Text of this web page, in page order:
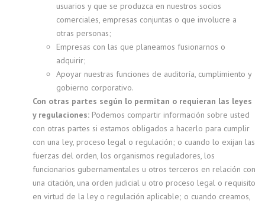
usuarios y que se produzca en nuestros socios
comerciales, empresas conjuntas o que involucre a
otras personas;
Empresas con las que planeamos fusionarnos o
adquirir;
Apoyar nuestras funciones de auditoría, cumplimiento y
gobierno corporativo.
Con otras partes según lo permitan o requieran las leyes
y regulaciones: Podemos compartir información sobre usted
con otras partes si estamos obligados a hacerlo para cumplir
con una ley, proceso legal o regulación; o cuando lo exijan las
fuerzas del orden, los organismos reguladores, los
funcionarios gubernamentales u otros terceros en relación con
una citación, una orden judicial u otro proceso legal o requisito
en virtud de la ley o regulación aplicable; o cuando creamos,